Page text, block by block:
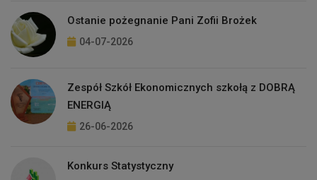
Ostanie pożegnanie Pani Zofii Brożek
04-07-2026
Zespół Szkół Ekonomicznych szkołą z DOBRĄ
ENERGIĄ
26-06-2026
Konkurs Statystyczny